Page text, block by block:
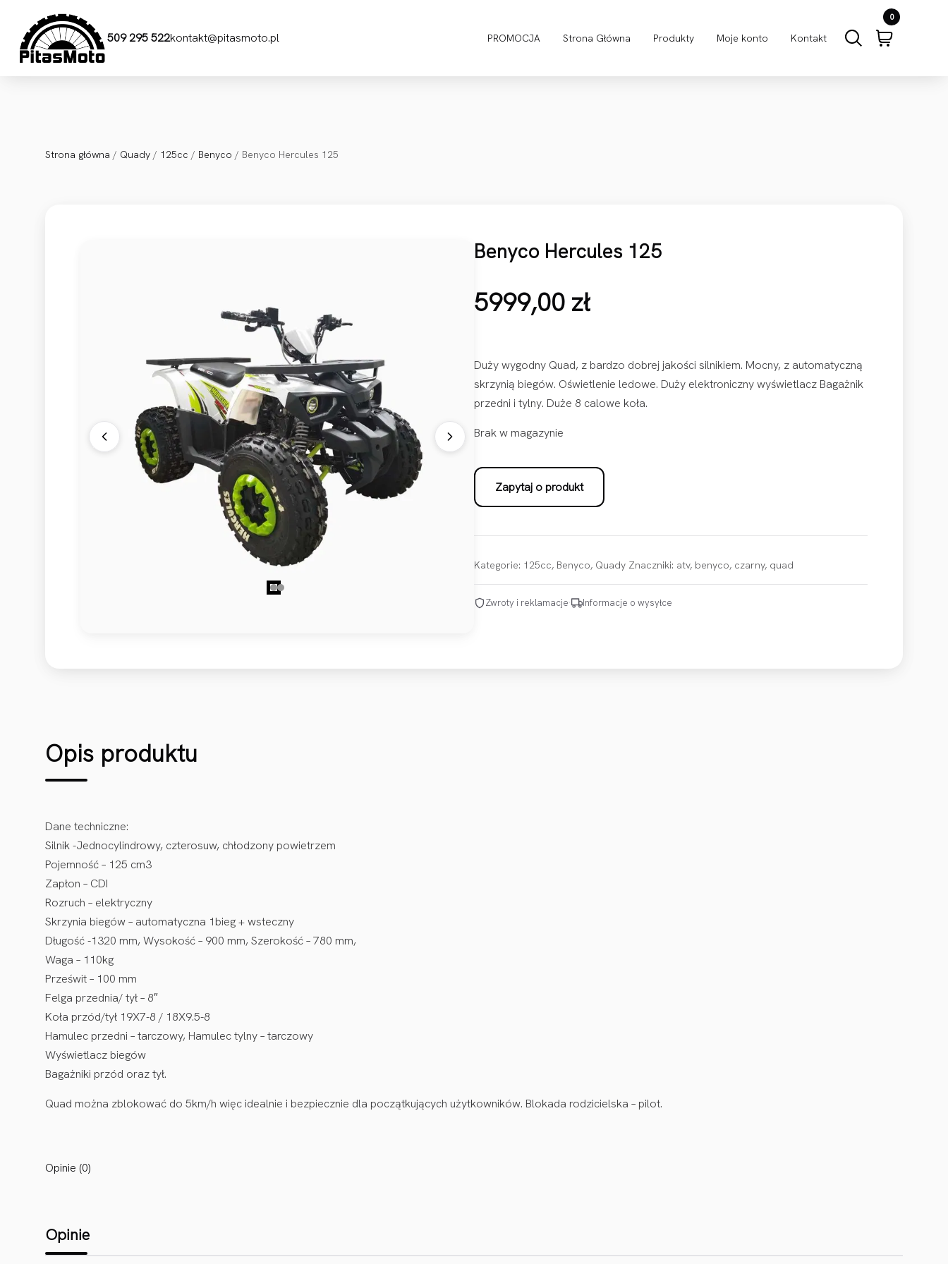
509 295 522kontakt@pitasmoto.pl PROMOCJA Strona Główna Produkty Moje konto Kontakt
0
Strona główna / Quady / 125cc / Benyco / Benyco Hercules 125
Benyco Hercules 125
5999,00 zł
Duży wygodny Quad, z bardzo dobrej jakości silnikiem. Mocny, z automatyczną
skrzynią biegów. Oświetlenie ledowe. Duży elektroniczny wyświetlacz Bagażnik
przedni i tylny. Duże 8 calowe koła.
Brak w magazynie
Zapytaj o produkt
Kategorie: 125cc, Benyco, Quady Znaczniki: atv, benyco, czarny, quad
Zwroty i reklamacje· Informacje o wysyłce
Opis produktu
Dane techniczne:
Silnik -Jednocylindrowy, czterosuw, chłodzony powietrzem
Pojemność – 125 cm3
Zapłon – CDI
Rozruch – elektryczny
Skrzynia biegów – automatyczna 1bieg + wsteczny
Długość -1320 mm, Wysokość – 900 mm, Szerokość – 780 mm,
Waga – 110kg
Prześwit – 100 mm
Felga przednia/ tył – 8″
Koła przód/tył 19X7-8 / 18X9.5-8
Hamulec przedni – tarczowy, Hamulec tylny – tarczowy
Wyświetlacz biegów
Bagażniki przód oraz tył.
Quad można zblokować do 5km/h więc idealnie i bezpiecznie dla początkujących użytkowników. Blokada rodzicielska – pilot.
Opinie (0)
Opinie